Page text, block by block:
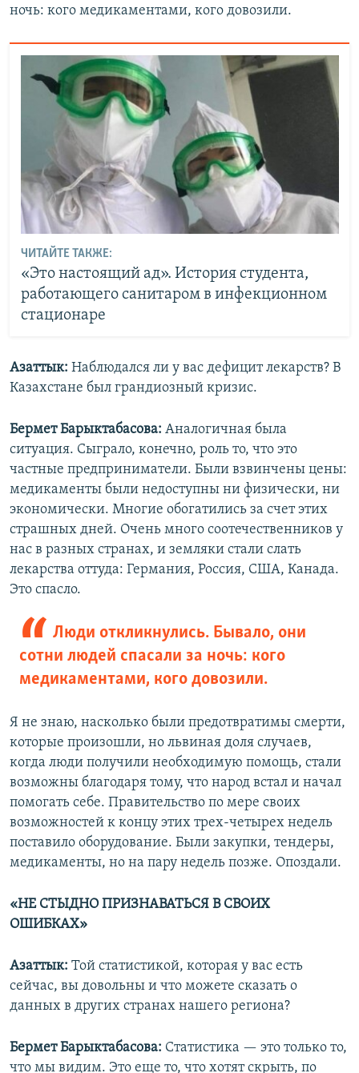
ночь: кого медикаментами, кого довозили.
ЧИТАЙТЕ ТАКЖЕ:
«Это настоящий ад». История студента,
работающего санитаром в инфекционном
стационаре
Азаттык: Наблюдался ли у вас дефицит лекарств? В
Казахстане был грандиозный кризис.
Бермет Барыктабасова: Аналогичная была
ситуация. Сыграло, конечно, роль то, что это
частные предприниматели. Были взвинчены цены:
медикаменты были недоступны ни физически, ни
экономически. Многие обогатились за счет этих
страшных дней. Очень много соотечественников у
нас в разных странах, и земляки стали слать
лекарства оттуда: Германия, Россия, США, Канада.
Это спасло.
Люди откликнулись. Бывало, они
сотни людей спасали за ночь: кого
медикаментами, кого довозили.
Я не знаю, насколько были предотвратимы смерти,
которые произошли, но львиная доля случаев,
когда люди получили необходимую помощь, стали
возможны благодаря тому, что народ встал и начал
помогать себе. Правительство по мере своих
возможностей к концу этих трех-четырех недель
поставило оборудование. Были закупки, тендеры,
медикаменты, но на пару недель позже. Опоздали.
«НЕ СТЫДНО ПРИЗНАВАТЬСЯ В СВОИХ
ОШИБКАХ»
Азаттык: Той статистикой, которая у вас есть
сейчас, вы довольны и что можете сказать о
данных в других странах нашего региона?
Бермет Барыктабасова: Статистика — это только то,
что мы видим. Это еще то, что хотят скрыть, по